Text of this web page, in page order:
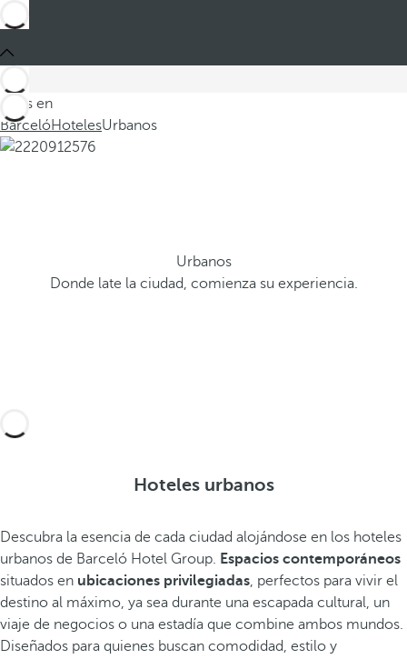
Estás en
BarcelóHotelesUrbanos
Urbanos
Donde late la ciudad, comienza su experiencia.
Hoteles urbanos
Descubra la esencia de cada ciudad alojándose en los hoteles
urbanos de Barceló Hotel Group. Espacios contemporáneos
situados en ubicaciones privilegiadas, perfectos para vivir el
destino al máximo, ya sea durante una escapada cultural, un
viaje de negocios o una estadía que combine ambos mundos.
Diseñados para quienes buscan comodidad, estilo y